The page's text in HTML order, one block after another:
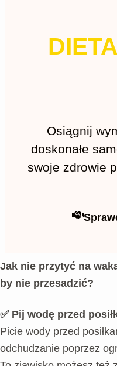
Osiągnij
doskonałe
swoje zdrowie
Jak nie przytyć na
by nie przesadzić?
✅ Pij wodę przed
Picie wody przed
odchudzanie poprzez